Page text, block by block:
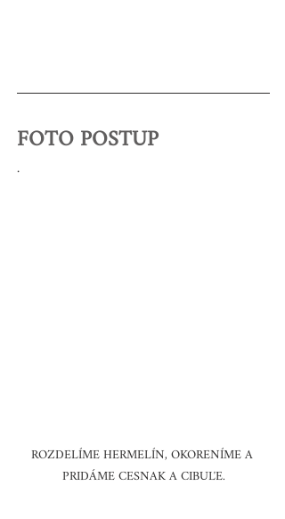
FOTO POSTUP
.
ROZDELÍME HERMELÍN, OKORENÍME A
PRIDÁME CESNAK A CIBUĽE.